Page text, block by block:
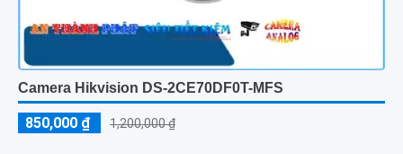
Camera Hikvision DS-2CE70DF0T-MFS
850,000 ₫ 1,200,000 ₫